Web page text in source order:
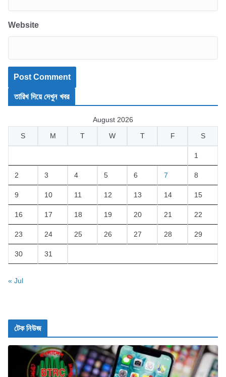
Website
তারিখ দিয়ে দেখুন খবর
August 2026
S
M T W T F S
1
2 3 4 5 6 7 8
9 10 11 12 13 14 15
16 17 18 19 20 21 22
23 24 25 26 27 28 29
30 31
« Jul
টেক নিউজ